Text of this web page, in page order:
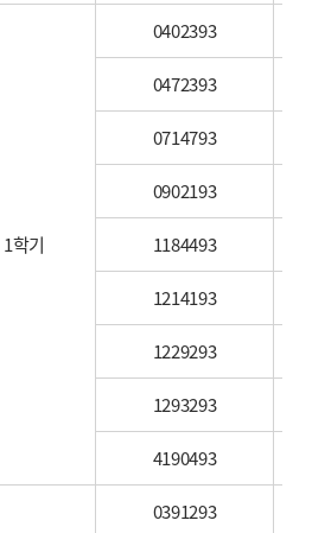
1학기
0402393
0472393
0714793
0902193
1184493
1214193
1229293
1293293
4190493
0391293